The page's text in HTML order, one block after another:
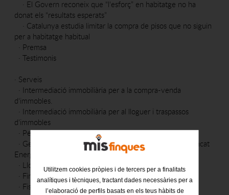
· El Govern reconeix que “l'esforç” en habitatge no ha
donat els “resultats esperats”
· Catalunya estudia limitar la compra de pisos que no siguin
per a habitatge habitual
· Premsa
·Testimonis
· Serveis
· Intermediació immobiliària per a la compra-venda
d'immobles.
· Intermediació immobiliària per al lloguer i traspassos
d'immobles
· Permutes
· Gestió per a l'obtenció de Cèdula d'habitabilitat i Certificat
Energètic
· Lloguer de places de pàrquing
· Financiació
· Fiscalitat
Utilitzem cookies pròpies i de tercers per a finalitats
analítiques i tècniques, tractant dades necessàries per a
l’elaboració de perfils basats en els teus hàbits de